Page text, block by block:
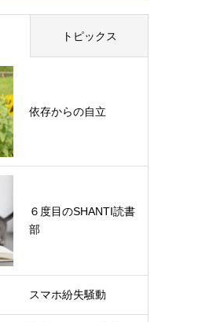
トピックス
依存からの自立
６度目のSHANTI読書
部
スマホ紛失騒動